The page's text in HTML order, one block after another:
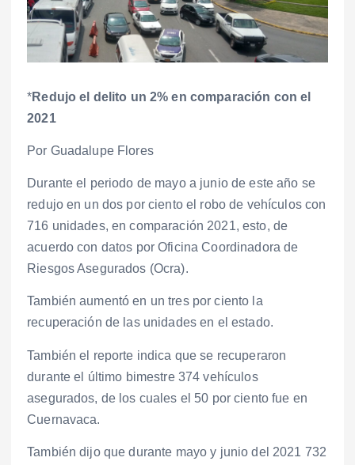
*Redujo el delito un 2% en comparación con el
2021
Por Guadalupe Flores
Durante el periodo de mayo a junio de este año se
redujo en un dos por ciento el robo de vehículos con
716 unidades, en comparación 2021, esto, de
acuerdo con datos por Oficina Coordinadora de
Riesgos Asegurados (Ocra).
También aumentó en un tres por ciento la
recuperación de las unidades en el estado.
También el reporte indica que se recuperaron
durante el último bimestre 374 vehículos
asegurados, de los cuales el 50 por ciento fue en
Cuernavaca.
También dijo que durante mayo y junio del 2021 732